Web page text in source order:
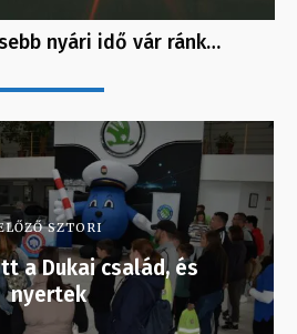
nyári idő vár ránk…
SZTORI
a Dukai család, és
nyertek